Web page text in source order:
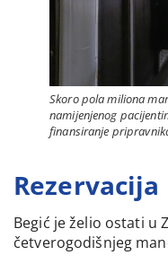
Skoro pola miliona
namijenjenog
finansiranje
Rezervacija
Begić je želio ostati u
četverogodišnjeg